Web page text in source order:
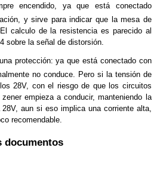
encendido, ya que está conectado
y sirve para indicar que la mesa de
calculo de la resistencia es parecido al
sobre la señal de distorsión.
protección: ya que está conectado con
no conduce. Pero si la tensión de
28V, con el riesgo de que los circuitos
empieza a conducir, manteniendo la
aun si eso implica una corriente alta,
recomendable.
documentos